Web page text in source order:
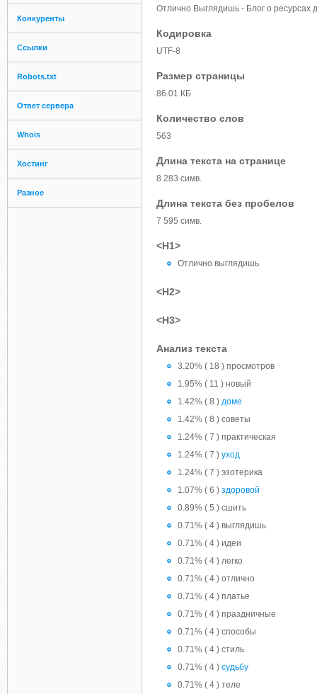
Конкуренты
Ссылки
Robots.txt
Ответ сервера
Whois
Хостинг
Разное
Отлично Выглядишь - Блог о ресурсах
Кодировка
UTF-8
Размер страницы
86.01 КБ
Количество слов
563
Длина текста на странице
8 283 симв.
Длина текста без пробелов
7 595 симв.
<H1>
Отлично выглядишь
<H2>
<H3>
Анализ текста
3.20% ( 18 ) просмотров
1.95% ( 11 ) новый
1.42% ( 8 ) доме
1.42% ( 8 ) советы
1.24% ( 7 ) практическая
1.24% ( 7 ) уход
1.24% ( 7 ) эзотерика
1.07% ( 6 ) здоровой
0.89% ( 5 ) сшить
0.71% ( 4 ) выглядишь
0.71% ( 4 ) идеи
0.71% ( 4 ) легко
0.71% ( 4 ) отлично
0.71% ( 4 ) платье
0.71% ( 4 ) праздничные
0.71% ( 4 ) способы
0.71% ( 4 ) стиль
0.71% ( 4 ) судьбу
0.71% ( 4 ) теле